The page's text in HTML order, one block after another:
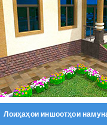
Лоиҳаҳои иншоотҳои